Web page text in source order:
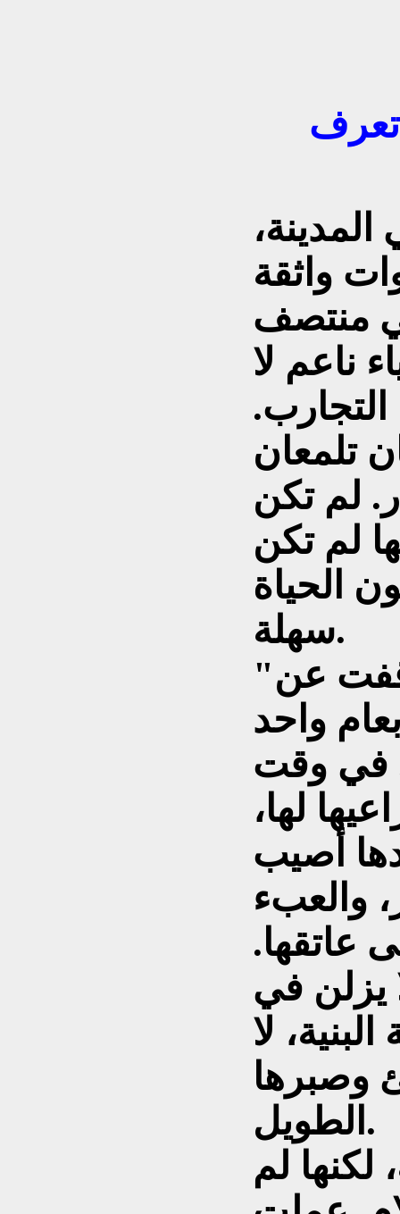
المدينة،
واثقة
منتصف
ناعم لا
التجارب.
تلمعان
لم تكن
لم تكن
الحياة
سهلة.
"رُبى" كانت قد توقفت عن
واحد
في وقت
لها،
أصيب
والعبء
عاتقها.
يزلن في
لا
وصبرها
الطويل.
لم